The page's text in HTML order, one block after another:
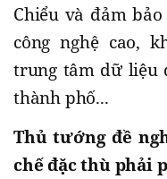
Chiểu và đảm
công nghệ cao,
trung tâm dữ liệu
thành phố...
Thủ tướng đề
chế đặc thù phải